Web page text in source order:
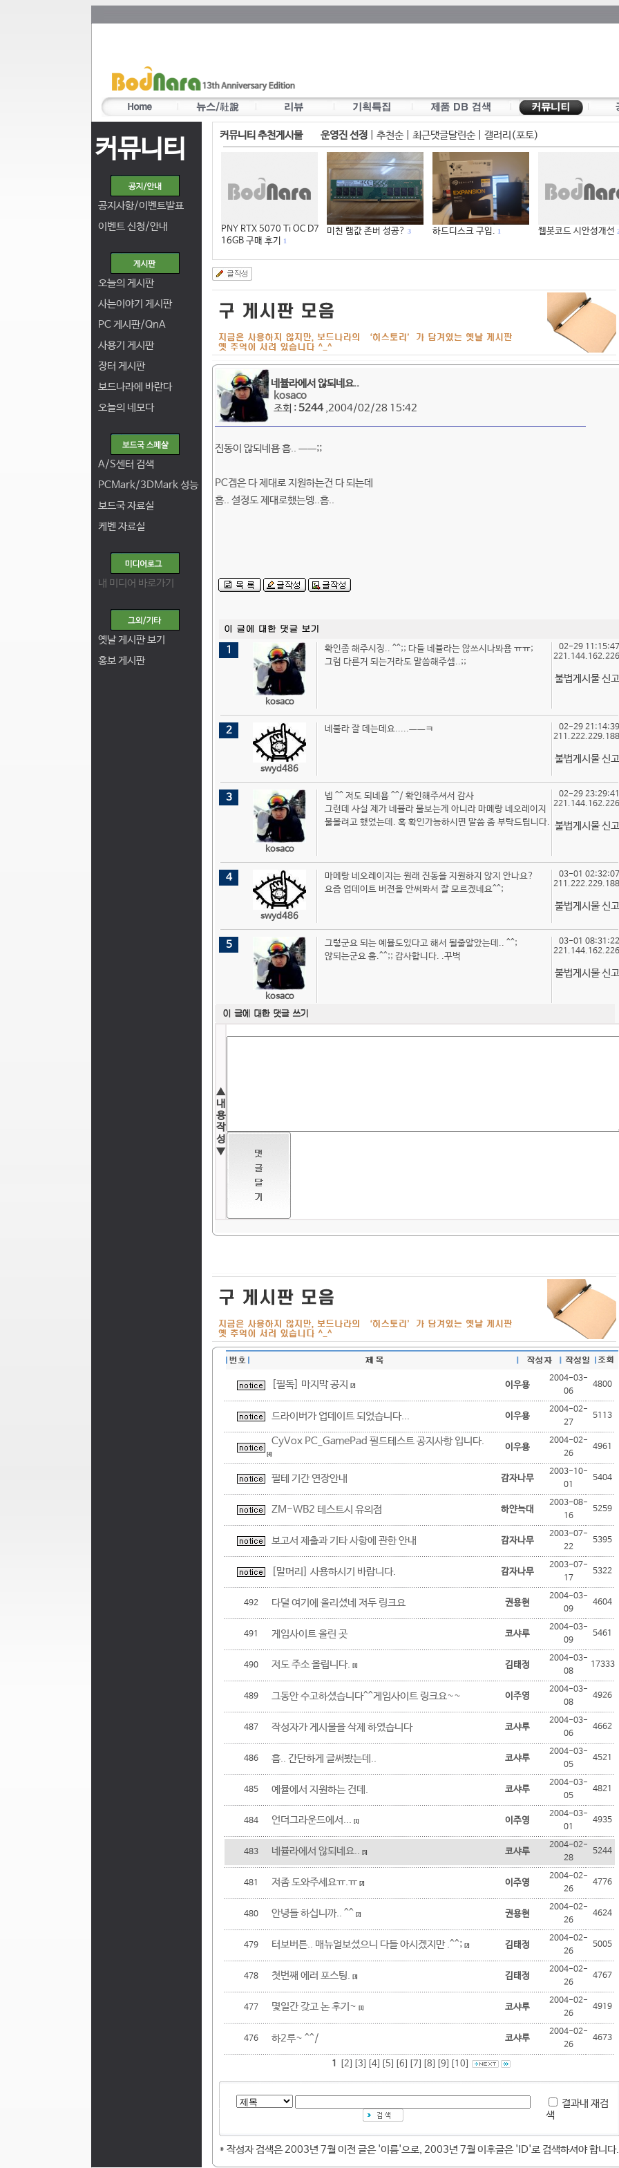
커뮤니티
공지사항/이벤트발표
이벤트 신청/안내
오늘의 게시판
사는이야기 게시판
PC 게시판/QnA
사용기 게시판
장터 게시판
보드나라에 바란다
오늘의 네모다
A/S센터 검색
PCMark/3DMark 성능
보드국 자료실
케벤 자료실
내 미디어 바로가기
옛날 게시판 보기
홍보 게시판
커뮤니티 추천게시물 운영진 선정 추천순| 최근댓글달린순| 갤러리(포토)
PNY RTX 5070 Ti OC D7
16GB 구매 후기
1
미친 램값 존버 성공? 3 하드디스크 구입. 1 웹봇코드 시안성개선 2
네뷸라에서 않되네요..
kosaco
조회 :5244,2004/02/28 15:42
진동이 않되네욤 흠.. ㅡㅡ;;
PC겜은 다 제대로 지원하는건 다 되는데
흠.. 설정도 제대로했는뎅..흠..
1
kosaco
확인좀 해주시징.. ^^;; 다들 네뷸라는 않쓰시나봐욤 ㅠㅠ;
그럼 다른거 되는거라도 말씀해주셈..;;
02-29 11:15:47
221.144.162.226
불법게시물 신고
2
swyd486
네불라 잘 데는데요.....ㅡㅡㅋ
02-29 21:14:39
211.222.229.188
불법게시물 신고
3
kosaco
넵 ^^ 저도 되네욤 ^^/ 확인해주셔서 감사
그런데 사실 제가 네뷸라 물보는게 아니라 마메랑 네오레이지
물볼려고 했었는데. 혹 확인가능하시면 말씀 좀 부탁드립니다.
02-29 23:29:41
221.144.162.226
불법게시물 신고
4
swyd486
마메랑 네오레이지는 원래 진동을 지원하지 않지 안나요?
요즘 업데이트 버젼을 안써봐서 잘 모르겠네요^^;
03-01 02:32:07
211.222.229.188
불법게시물 신고
5
kosaco
그렇군요 되는 예뮬도있다고 해서 될줄알았는데.. ^^;
않되는군요 훔.^^;; 감사합니다. .꾸벅
03-01 08:31:22
221.144.162.226
불법게시물 신고
▲
내
용
작
성
▼
[필독] 마지막 공지 [2] 이우용
2004-03-
06
4800
드라이버가 업데이트 되었습니다... 이우용
2004-02-
27
5113
CyVox PC_GamePad 필드테스트 공지사항 입니다.
[4]
이우용
2004-02-
26
4961
필테 기간 연장안내 감자나무
2003-10-
01
5404
ZM-WB2 테스트시 유의점 하얀늑대
2003-08-
16
5259
보고서 제출과 기타 사항에 관한 안내 감자나무
2003-07-
22
5395
[말머리] 사용하시기 바랍니다. 감자나무
2003-07-
17
5322
492 다덜 여기에 올리셨네 저두 링크요 권용현
2004-03-
09
4604
491 게임사이트 올린 곳 코샤루
2004-03-
09
5461
490 저도 주소 올립니다. [1] 김태정
2004-03-
08
17333
489 그동안 수고하셨습니다^^게임사이트 링크요~~ 이주영
2004-03-
08
4926
487 작성자가 게시물을 삭제 하였습니다 코샤루
2004-03-
06
4662
486 흠.. 간단하게 글써봤는데.. 코샤루
2004-03-
05
4521
485 예뮬에서 지원하는 건데. 코샤루
2004-03-
05
4821
484 언더그라운드에서... [1] 이주영
2004-03-
01
4935
483 네뷸라에서 않되네요.. [5] 코샤루
2004-02-
28
5244
481 저좀 도와주세요ㅠ.ㅠ [2] 이주영
2004-02-
26
4776
480 안녕들 하십니까.. ^^ [2] 권용현
2004-02-
26
4624
479 터보버튼.. 매뉴얼보셨으니 다들 아시겠지만 .^^; [2] 김태정
2004-02-
26
5005
478 첫번째 에러 포스팅. [3] 김태정
2004-02-
26
4767
477 몇일간 갖고 논 후기~ [1] 코샤루
2004-02-
26
4919
476 하2루~ ^^/ 코샤루
2004-02-
26
4673
1 [2] [3] [4] [5] [6] [7] [8] [9] [10]
결과내 재검
색
* 작성자 검색은 2003년 7월 이전 글은 '이름'으로, 2003년 7월 이후글은 'ID'로 검색하셔야 합니다.